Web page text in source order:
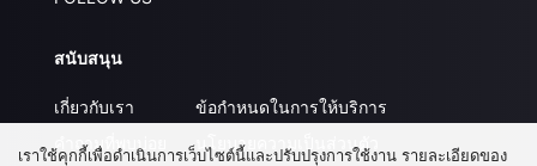
สนับสนุน
เกี่ยวกับเรา
คำถามที่พบบ่อย
ข้อกำหนดในการให้บริการ
นโยบายความเป็นส่วนตัว
เราใช้คุกกี้เพื่อดำเนินการเว็บไซต์นี้และปรับปรุงการใช้งาน รายละเอียดของ